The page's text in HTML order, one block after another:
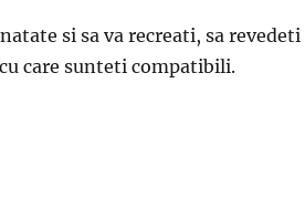
si sa va recreati, sa revedeti
care sunteti compatibili.